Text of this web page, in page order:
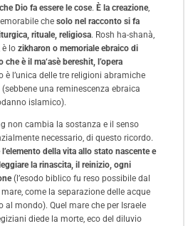
Dio fa essere le cose. È la creazione,
che solo nel racconto si fa
rituale, religiosa. Rosh ha-shanà,
è lo zikharon o memoriale ebraico di
è il ma‘asè bereshit, l’opera
è l’unica delle tre religioni abramiche
una reminescenza ebraica
islamico).
non cambia la sostanza e il senso
necessario, di questo ricordo.
della vita allo stato nascente e
la rinascita, il reinizio, ogni
(l’esodo biblico fu reso possibile dal
come la separazione delle acque
mondo). Quel mare che per Israele
diede la morte, eco del diluvio